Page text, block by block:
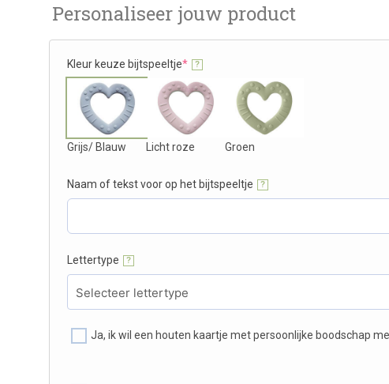
Personaliseer jouw product
Kleur keuze bijtspeeltje* ?
Grijs/ Blauw Licht roze Groen
Naam of tekst voor op het bijtspeeltje ?
Lettertype ?
Ja, ik wil een houten kaartje met persoonlijke boodschap